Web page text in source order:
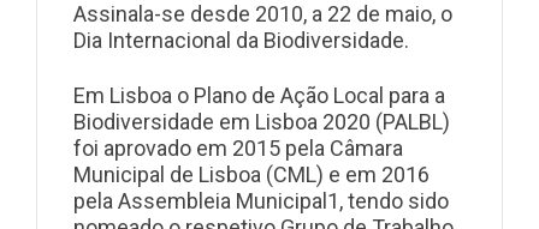
Assinala-se desde 2010, a 22 de maio, o
Dia Internacional da Biodiversidade.
Em Lisboa o Plano de Ação Local para a
Biodiversidade em Lisboa 2020 (PALBL)
foi aprovado em 2015 pela Câmara
Municipal de Lisboa (CML) e em 2016
pela Assembleia Municipal 1, tendo sido